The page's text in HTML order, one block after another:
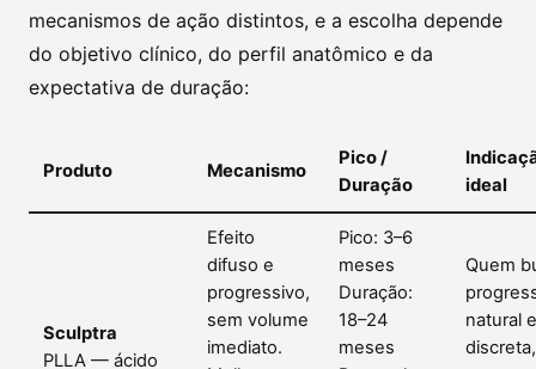
mecanismos de ação distintos, e a escolha depende
do objetivo clínico, do perfil anatômico e da
expectativa de duração:
Produto Mecanismo
Pico /
Duração
ideal
Sculptra
PLLA — ácido
Efeito
difuso e
progressivo,
sem volume
imediato.
Pico: 3–6
meses
Duração:
18–24
meses
Quem
natural e
discreta,